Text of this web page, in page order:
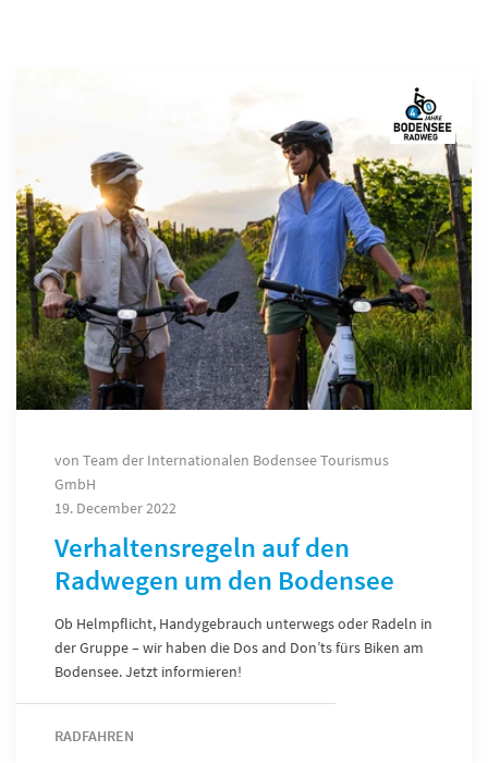
von Team der Internationalen Bodensee Tourismus
GmbH
19. December 2022
Verhaltensregeln auf den
Radwegen um den Bodensee
Ob Helmpflicht, Handygebrauch unterwegs oder Radeln in
der Gruppe – wir haben die Dos and Don’ts fürs Biken am
Bodensee. Jetzt informieren!
RADFAHREN